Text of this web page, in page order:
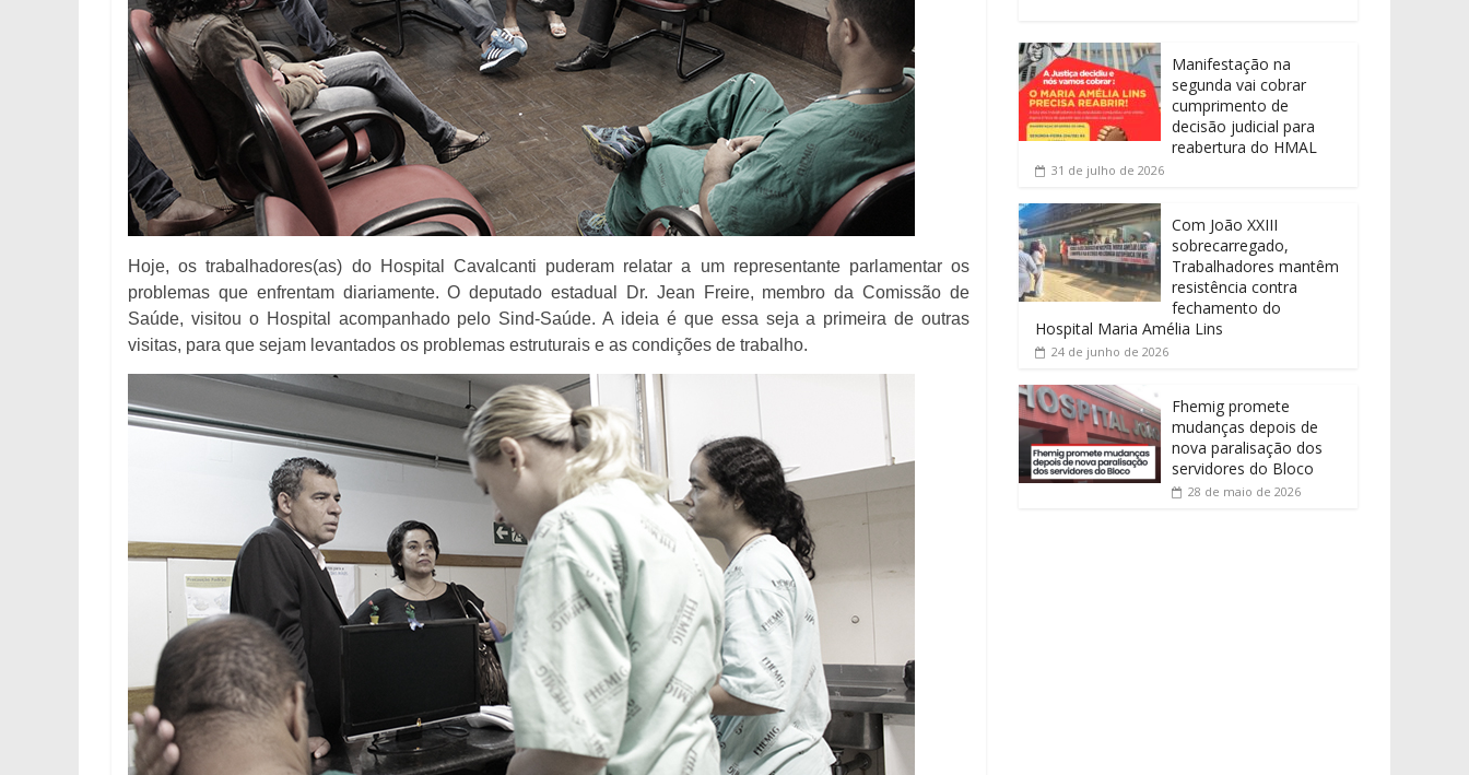
Hoje, os trabalhadores(as) do Hospital Cavalcanti puderam relatar a um representante parlamentar os
problemas que enfrentam diariamente. O deputado estadual Dr. Jean Freire, membro da Comissão de
Saúde, visitou o Hospital acompanhado pelo Sind-Saúde. A ideia é que essa seja a primeira de outras
visitas, para que sejam levantados os problemas estruturais e as condições de trabalho.
Manifestação na
segunda vai cobrar
cumprimento de
decisão judicial para
reabertura do HMAL
31 de julho de 2026
Com João XXIII
sobrecarregado,
Trabalhadores mantêm
resistência contra
fechamento do
Hospital Maria Amélia Lins
24 de junho de 2026
Fhemig promete
mudanças depois de
nova paralisação dos
servidores do Bloco
28 de maio de 2026